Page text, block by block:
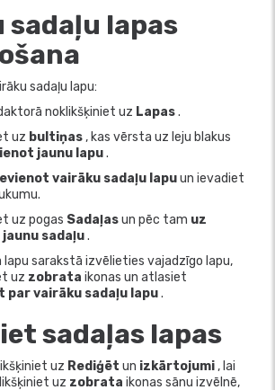
sadaļu lapas
sadaļu lapu:
noklikšķiniet uz Lapas.
uz bultiņas , kas vērsta uz leju blakus
jaunu lapu.
vairāku sadaļu lapuun ievadiet
uz pogas Sadaļasun pēc tam uz
sadaļu.
lapu sarakstā izvēlieties vajadzīgo lapu,
uz zobrata ikonas un atlasiet
par vairāku sadaļu lapu.
sadaļas lapas
uz Rediģēt un izkārtojumi , lai
uz zobrata ikonas sānu izvēlnē,